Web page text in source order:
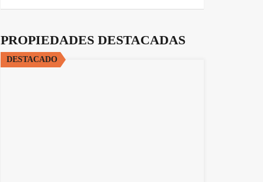
PROPIEDADES DESTACADAS
DESTACADO